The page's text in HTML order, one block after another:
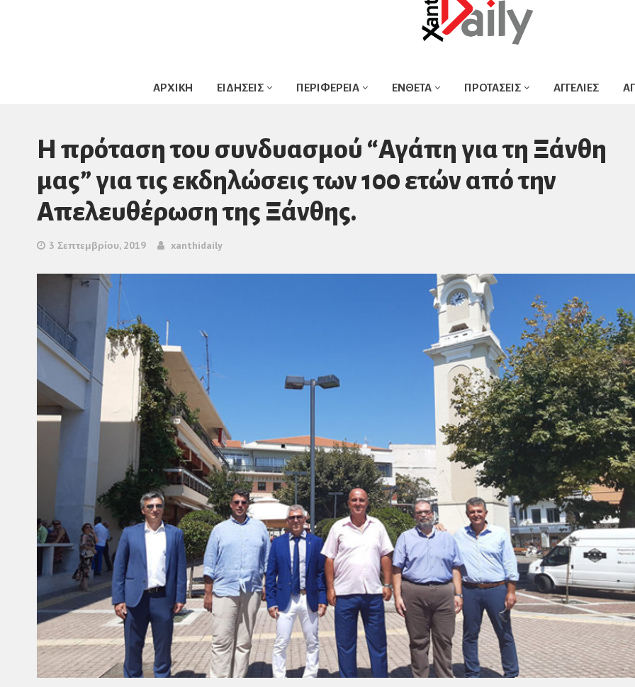
ΑΡΧΙΚΗ ΕΙΔΗΣΕΙΣ ΠΕΡΙΦΕΡΕΙΑ ΕΝΘΕΤΑ ΠΡΟΤΑΣΕΙΣ ΑΓΓΕΛΙΕΣ
Η πρόταση του συνδυασμού “Αγάπη για τη Ξάνθη
μας” για τις εκδηλώσεις των 100 ετών από την
Απελευθέρωση της Ξάνθης.
3 Σεπτεμβρίου, 2019 xanthidaily